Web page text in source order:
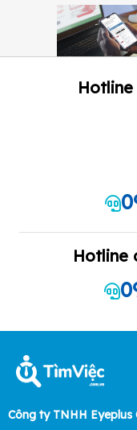
Hotline
Công ty TNHH Eyeplus